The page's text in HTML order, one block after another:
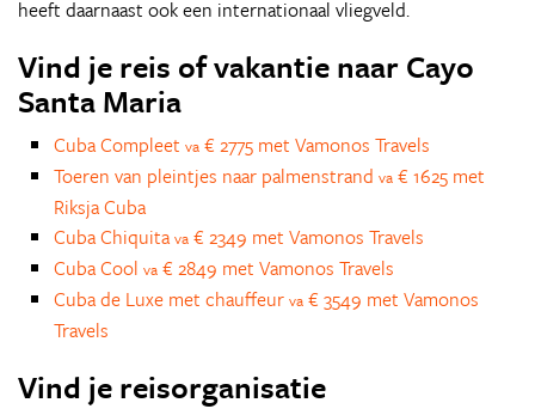
heeft daarnaast ook een internationaal vliegveld.
Vind je reis of vakantie naar Cayo
Santa Maria
Cuba Compleet va € 2775 met Vamonos Travels
Toeren van pleintjes naar palmenstrand va € 1625 met
Riksja Cuba
Cuba Chiquita va € 2349 met Vamonos Travels
Cuba Cool va € 2849 met Vamonos Travels
Cuba de Luxe met chauffeur va € 3549 met Vamonos
Travels
Vind je reisorganisatie